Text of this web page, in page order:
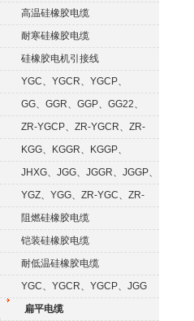
高温硅橡胶电缆
耐寒硅橡胶电缆
硅橡胶电机引接线
YGC、YGCR、YGCP、
YGCRP
GG、GGR、GGP、GG22、
GGRP
ZR-YGCP、ZR-YGCR、ZR-
YGCRP
KGG、KGGR、KGGP、
KGGRP
JHXG、JGG、JGGR、JGGP、
JGGFYGZ、YGG、ZR-YGC、ZR-
KGG阻燃硅橡胶电缆
铠装硅橡胶电缆
耐低温硅橡胶电缆
YGC、YGCR、YGCP、JGG
扁平电缆